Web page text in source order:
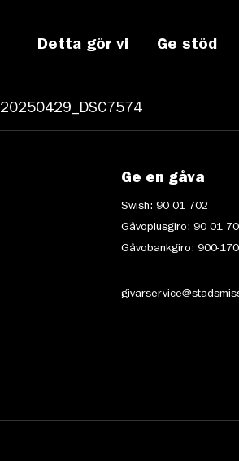
Detta gör vi Ge stöd
20250429_DSC7574
Ge en gåva
Swish: 90 01 702
Gåvoplusgiro: 90 01
Gåvobankgiro: 900-